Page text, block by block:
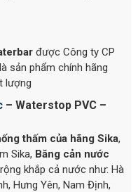
được Công ty CP
sản phẩm chính hãng
lượng
– Waterstop PVC –
thấm của hãng Sika,
Sika, Băng cản nước
khắp cả nước như: Hà
Hưng Yên, Nam Định,